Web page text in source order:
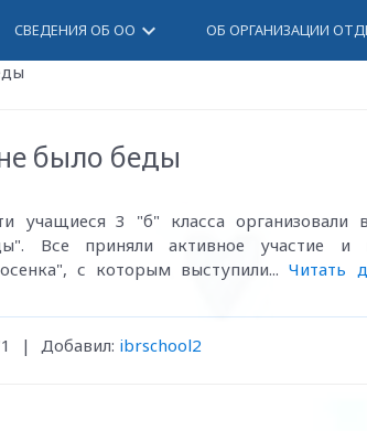
СВЕДЕНИЯ ОБ ОО keyboard_arrow_down ОБ ОРГАНИЗАЦИИ
было беды
учащиеся 3 "б" класса
Все приняли активное участие и
с которым выступили...Читать
| Добавил: ibrschool2